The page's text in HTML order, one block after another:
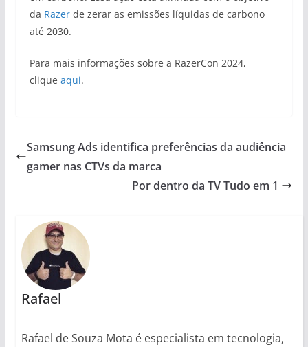
da Razerde zerar as emissões líquidas de carbono
até 2030.
Para mais informações sobre a RazerCon 2024,
clique aqui.
Samsung Ads identifica preferências da audiência
gamer nas CTVs da marca
Por dentro da TV Tudo em 1
Rafael
Rafael de Souza Mota é especialista em tecnologia,